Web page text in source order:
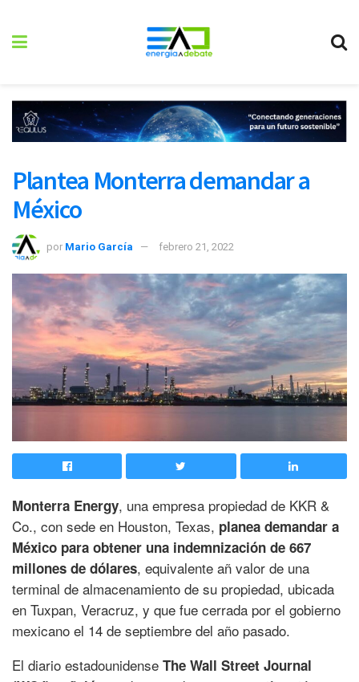
Plantea Monterra demandar a
México
por Mario García febrero 21, 2022
Monterra Energy, una empresa propiedad de KKR &
Co., con sede en Houston, Texas, planea demandar a
México para obtener una indemnización de 667
millones de dólares, equivalente añ valor de una
terminal de almacenamiento de su propiedad, ubicada
en Tuxpan, Veracruz, y que fue cerrada por el gobierno
mexicano el 14 de septiembre del año pasado.
El diario estadounidense The Wall Street Journal